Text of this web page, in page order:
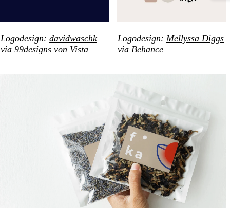
Logodesign: davidwaschk
via 99designs von Vista
Logodesign: Mellyssa Diggs
via Behance